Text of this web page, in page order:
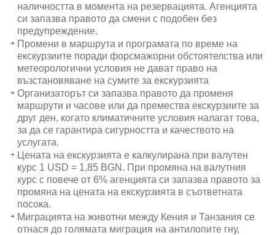
наличността в момента на резервацията. Агенцията
си запазва правото да смени с подобен без
предупреждение.
Промени в маршрута и програмата по време на
екскурзиите поради форсмажорни обстоятелства или
метеорологични условия не дават право на
възстановяване на сумите за екскурзията
Организаторът си запазва правото да променя
маршрути и часове или да премества екскурзиите за
друг ден, когато климатичните условия налагат това,
за да се гарантира сигурността и качеството на
услугата.
Цената на екскурзията е калкулирана при валутен
курс 1 USD = 1,85 BGN. При промяна на валутния
курс с повече от 6% агенцията си запазва правото за
промяна на цената на екскурзията в съответната
посока.
Миграцията на животни между Кения и Танзания се
отнася до голямата миграция на антилопите гну,